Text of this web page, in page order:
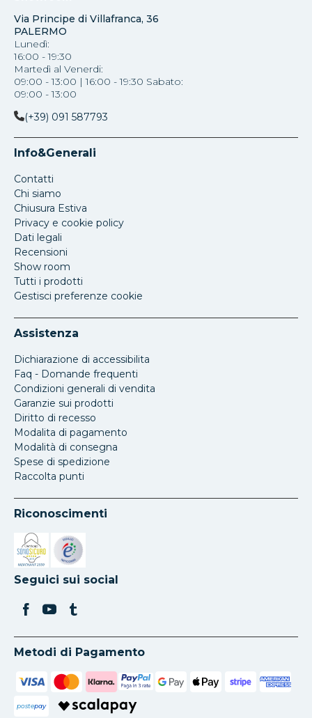
Via Principe di Villafranca, 36
PALERMO
Lunedì:
16:00 - 19:30
Martedì al Venerdi:
09:00 - 13:00 | 16:00 - 19:30 Sabato:
09:00 - 13:00
(+39) 091 587793
Info&Generali
Contatti
Chi siamo
Chiusura Estiva
Privacy e cookie policy
Dati legali
Recensioni
Show room
Tutti i prodotti
Gestisci preferenze cookie
Assistenza
Dichiarazione di accessibilita
Faq - Domande frequenti
Condizioni generali di vendita
Garanzie sui prodotti
Diritto di recesso
Modalita di pagamento
Modalità di consegna
Spese di spedizione
Raccolta punti
Riconoscimenti
Si apre in una nuova scheda
Si apre in una nuova scheda
Seguici sui social
Metodi di Pagamento
postepay